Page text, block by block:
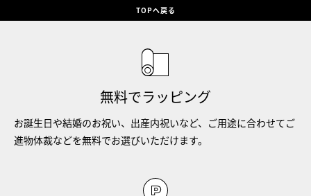
TOPへ戻る
無料でラッピング
お誕生日や結婚のお祝い、出産内祝いなど、ご用途に合わせてご
進物体裁などを無料でお選びいただけます。